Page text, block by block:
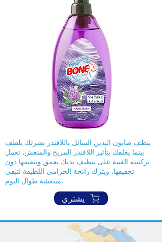
ينظف صابون اليدين السائل باللافندر بشرتك بلطف
بينما يغلفك بتأثير اللافندر المريح والمنعش. تعمل
تركيبته الغنية على تنظيف يديك بعمق وتنعيمها دون
تجفيفها. ويترك رائحة الخزامى اللطيفة لتبقى
منتعشة طوال اليوم.
يشتري